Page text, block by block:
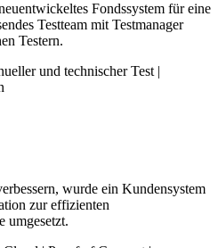
Fondssystem für eine
Testteam mit Testmanager
Testern.
und technischer Test |
wurde ein Kundensystem
zur effizienten
umgesetzt.